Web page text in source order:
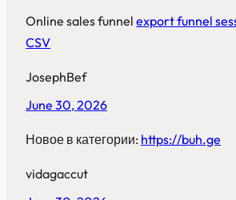
Online sales funnel export funnel
CSV
JosephBef
June 30, 2026
Новое в категории: https://buh.ge
vidagaccut